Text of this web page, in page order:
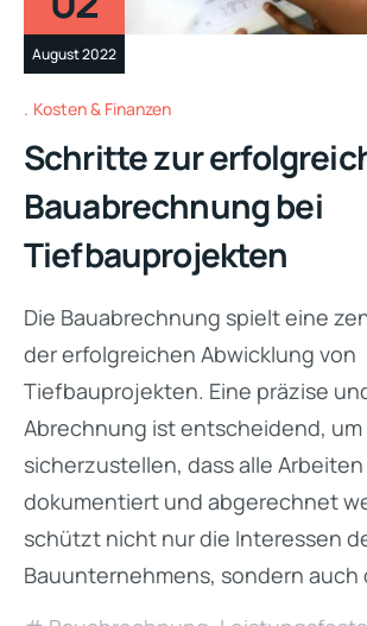
August 2022
Kosten & Finanzen
Schritte zur
Bauabrechnung bei
Tiefbauprojekten
Die Bauabrechnung spielt eine
der erfolgreichen Abwicklung von
Tiefbauprojekten. Eine präzise
Abrechnung ist entscheidend, um
sicherzustellen, dass alle
dokumentiert und abgerechnet
schützt nicht nur die Interessen
Bauunternehmens, sondern auch